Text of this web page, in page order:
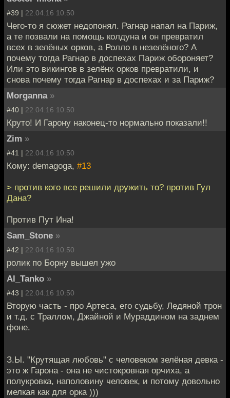
#39 | 22.04.16 10:50
Чего-то я сюжет недопонял. Рагнар напал на Париж,
а те позвали на помощь колдуна и он превратил
всех в зелёных орков, а Ролло в незелёного? А
почему тогда Рагнар в доспехах Париж обороняет?
Или это викингов в зелёнх орков превратили, и
снова почему тогда Рагнар в доспехах и за Париж?
Morganna »
#40 | 22.04.16 10:50
Круто! И Гарону наконец-то нормально показали!!
Zim »
#41 | 22.04.16 10:50
Кому: demagoga, #13
> против кого все решили дружить то? против Гул
Дана?
Против Пут Ина!
Sam_Stone »
#42 | 22.04.16 10:50
ролик по Борну вышел ужо
Al_Tanko »
#43 | 22.04.16 10:50
Вторую часть - про Артеса, его судьбу, Ледяной трон
и т.д. с Траллом, Джайной и Мураддином на заднем
фоне.
З.Ы. "Крутящая любовь" с человеком зелёная девка -
это ж Гарона - она не чистокровная орчиха, а
полукровка, наполовину человек, и потому довольно
мелкая как для орка )))